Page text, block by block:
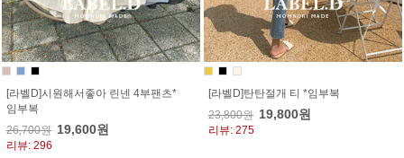
[라벨D]시원해서좋아 린넨 4부팬츠*
임부복
26,700원 19,600원
리뷰: 296
[라벨D]탄탄절개 티 *임부복
23,800원 19,800원
리뷰: 275